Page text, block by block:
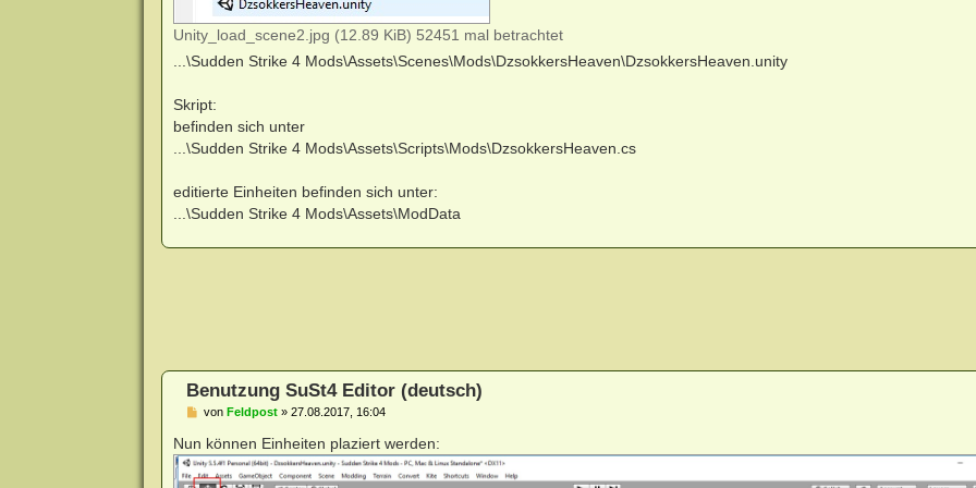
Unity_load_scene2.jpg (12.89 KiB) 52451 mal betrachtet
...\Sudden Strike 4 Mods\Assets\Scenes\Mods\DzsokkersHeaven\DzsokkersHeaven.unity
Skript:
befinden sich unter
...\Sudden Strike 4 Mods\Assets\Scripts\Mods\DzsokkersHeaven.cs
editierte Einheiten befinden sich unter:
...\Sudden Strike 4 Mods\Assets\ModData
Benutzung SuSt4 Editor (deutsch)
B
i
t
r
a
von Feldpost» 27.08.2017, 16:04
Nun können Einheiten plaziert werden: